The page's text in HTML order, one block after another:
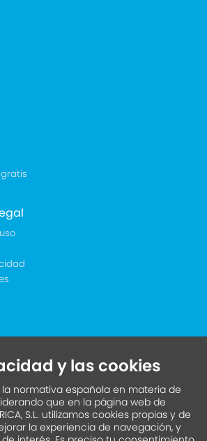
y las cookies
normativa española en materia de
que en la página web de
S.L. utilizamos cookies propias y de
la experiencia de navegación, y